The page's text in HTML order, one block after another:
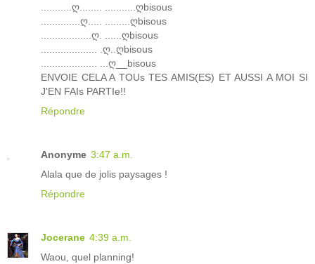
...........ღ........ ...........ღbisous
..............ღ..... .........ღbisous
..................ღ. ......ღbisous
.................... .ღ..ღbisous
.................... ...ღ__bisous
ENVOIE CELA A TOUs TES AMIS(ES) ET AUSSI A MOI SI
J'EN FAIs PARTIe!!
Répondre
Anonyme 3:47 a.m.
Alala que de jolis paysages !
Répondre
Jocerane 4:39 a.m.
Waou, quel planning!